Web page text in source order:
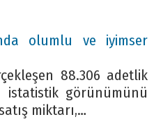
olumlu ve iyimser
88.306 adetlik
istatistik görünümünü
miktarı,…